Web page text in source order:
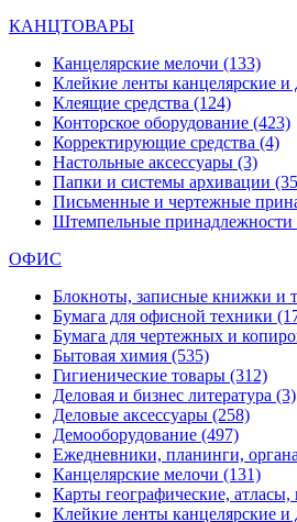
КАНЦТОВАРЫ
Канцелярские мелочи (133)
Клейкие ленты канцелярские и
Клеящие средства (124)
Конторское оборудование (423)
Корректирующие средства (4)
Настольные аксессуары (3)
Папки и системы архивации
Письменные и чертежные
Штемпельные принадлежности
ОФИС
Блокноты, записные книжки и
Бумага для офисной техники
Бумага для чертежных и
Бытовая химия (535)
Гигиенические товары (312)
Деловая и бизнес литература (3)
Деловые аксессуары (258)
Демооборудование (497)
Ежедневники, планинги,
Канцелярские мелочи (131)
Карты географические, атласы,
Клейкие ленты канцелярские и